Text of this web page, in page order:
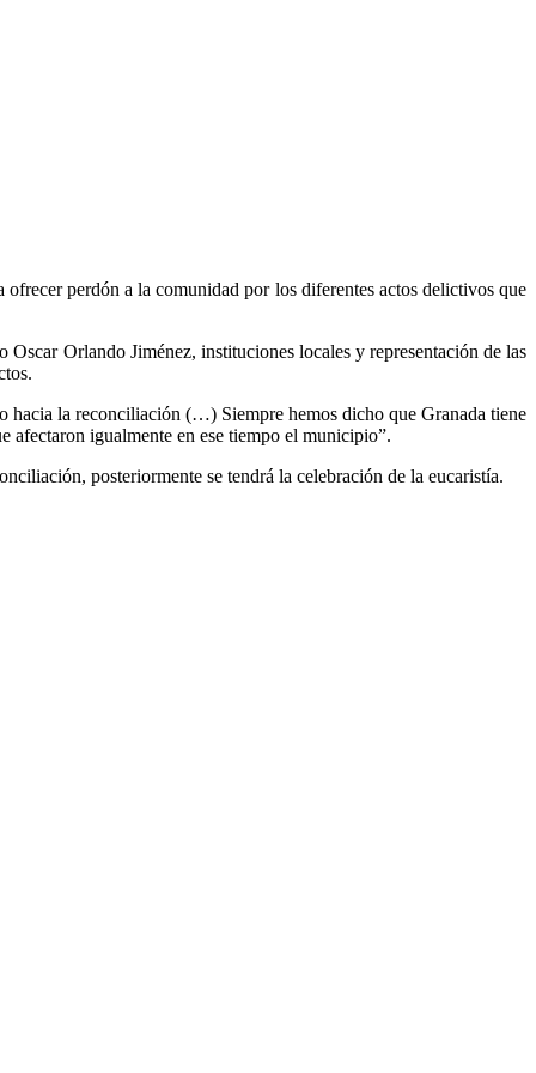
perdón a la comunidad por los diferentes actos delictivos que
Orlando Jiménez, instituciones locales y representación de las
hacia la reconciliación (…) Siempre hemos dicho que Granada tiene
afectaron igualmente en ese tiempo el municipio”.
posteriormente se tendrá la celebración de la eucaristía.